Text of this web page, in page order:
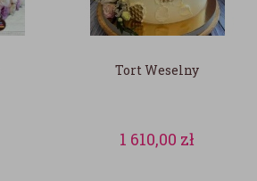
Tort Weselny
1 610,00 zł